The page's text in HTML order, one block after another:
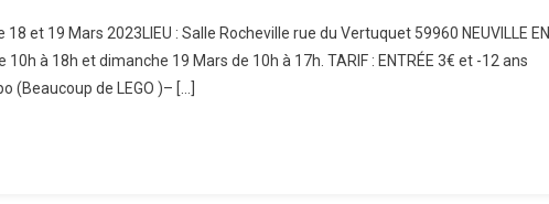
et 19 Mars 2023LIEU : Salle Rocheville rue du Vertuquet 59960 NEUVILLE EN
10h à 18h et dimanche 19 Mars de 10h à 17h. TARIF : ENTRÉE 3€ et -12 ans
(Beaucoup de LEGO )– […]